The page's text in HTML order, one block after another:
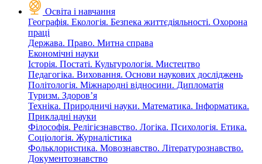
Освіта і навчання
Географія. Екологія. Безпека життєдіяльності. Охорона
праці
Держава. Право. Митна справа
Економічні науки
Історія. Постаті. Культурологія. Мистецтво
Педагогіка. Виховання. Основи наукових досліджень
Політологія. Міжнародні відносини. Дипломатія
Туризм. Здоров’я
Техніка. Природничі науки. Математика. Інформатика.
Прикладні науки
Філософія. Релігієзнавство. Логіка. Психологія. Етика.
Соціологія. Журналістика
Фольклористика. Мовознавство. Літературознавство.
Документознавство